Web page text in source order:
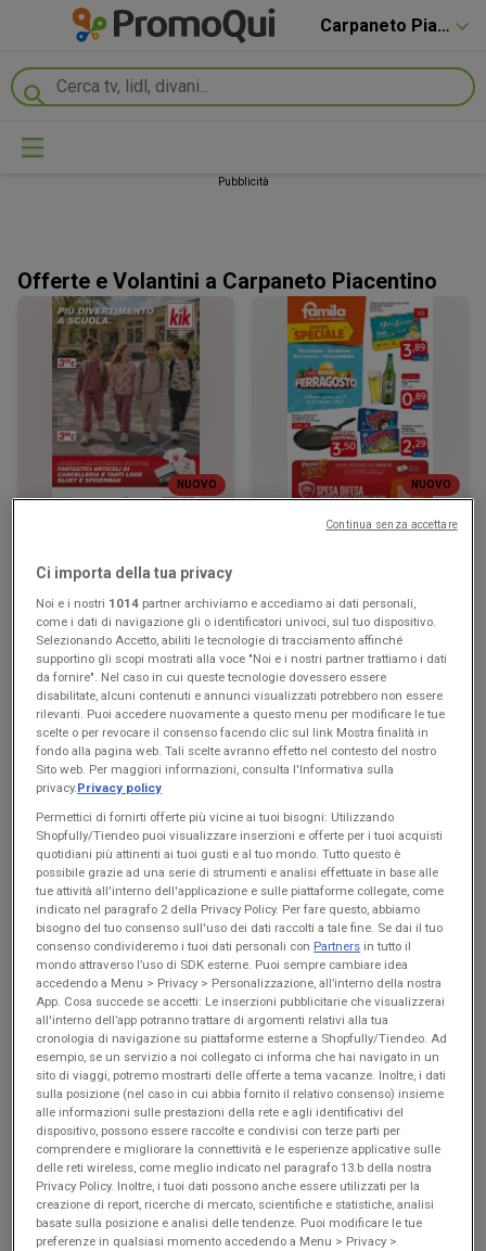
Carpaneto Piacentino
Pubblicità
Offerte e Volantini a Carpaneto Piacentino
NUOVO
Più divertimento a scuola
Piacentino
NUOVO
Famila Superstore
Carpaneto
Piacentino
NUOVO
Famila Market
Buon Ferragosto
Scade il 19/08
Carpaneto
Piacentino
Max Supermercati
Buon Ferragosto
Scade il 19/08
Carpaneto
Piacentino
NUOVO NUOVO
Ci importa della tua privacy
Noi e i nostri 1014 partner archiviamo e accediamo ai dati personali,
come i dati di navigazione gli o identificatori univoci, sul tuo dispositivo.
Selezionando Accetto, abiliti le tecnologie di tracciamento affinché
supportino gli scopi mostrati alla voce "Noi e i nostri partner trattiamo i dati
da fornire". Nel caso in cui queste tecnologie dovessero essere
disabilitate, alcuni contenuti e annunci visualizzati potrebbero non essere
rilevanti. Puoi accedere nuovamente a questo menu per modificare le tue
scelte o per revocare il consenso facendo clic sul link Mostra finalità in
fondo alla pagina web. Tali scelte avranno effetto nel contesto del nostro
Sito web. Per maggiori informazioni, consulta l'Informativa sulla
privacy.Privacy policy
Permettici di fornirti offerte più vicine ai tuoi bisogni: Utilizzando
Shopfully/Tiendeo puoi visualizzare inserzioni e offerte per i tuoi acquisti
quotidiani più attinenti ai tuoi gusti e al tuo mondo. Tutto questo è
possibile grazie ad una serie di strumenti e analisi effettuate in base alle
tue attività all'interno dell'applicazione e sulle piattaforme collegate, come
indicato nel paragrafo 2 della Privacy Policy. Per fare questo, abbiamo
bisogno del tuo consenso sull'uso dei dati raccolti a tale fine. Se dai il tuo
consenso condivideremo i tuoi dati personali con Partners in tutto il
mondo attraverso l’uso di SDK esterne. Puoi sempre cambiare idea
accedendo a Menu > Privacy > Personalizzazione, all’interno della nostra
App. Cosa succede se accetti: Le inserzioni pubblicitarie che visualizzerai
all'interno dell’app potranno trattare di argomenti relativi alla tua
cronologia di navigazione su piattaforme esterne a Shopfully/Tiendeo. Ad
esempio, se un servizio a noi collegato ci informa che hai navigato in un
sito di viaggi, potremo mostrarti delle offerte a tema vacanze. Inoltre, i dati
sulla posizione (nel caso in cui abbia fornito il relativo consenso) insieme
alle informazioni sulle prestazioni della rete e agli identificativi del
dispositivo, possono essere raccolte e condivisi con terze parti per
comprendere e migliorare la connettività e le esperienze applicative sulle
delle reti wireless, come meglio indicato nel paragrafo 13.b della nostra
Privacy Policy. Inoltre, i tuoi dati possono anche essere utilizzati per la
creazione di report, ricerche di mercato, scientifiche e statistiche, analisi
basate sulla posizione e analisi delle tendenze. Puoi modificare le tue
preferenze in qualsiasi momento accedendo a Menu > Privacy >
Continua senza accettare